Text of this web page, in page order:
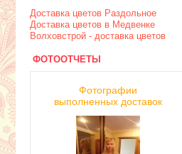
Доставка цветов Раздольное
Доставка цветов в Медвенке
Волховстрой - доставка цветов
ФОТООТЧЕТЫ
Фотографии
выполненных доставок